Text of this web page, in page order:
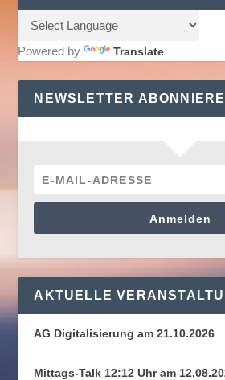
Powered by Translate
NEWSLETTER
Anmelden
AKTUELLE
AG Digitalisierung am 21.10.2026
Mittags-Talk 12:12 Uhr am